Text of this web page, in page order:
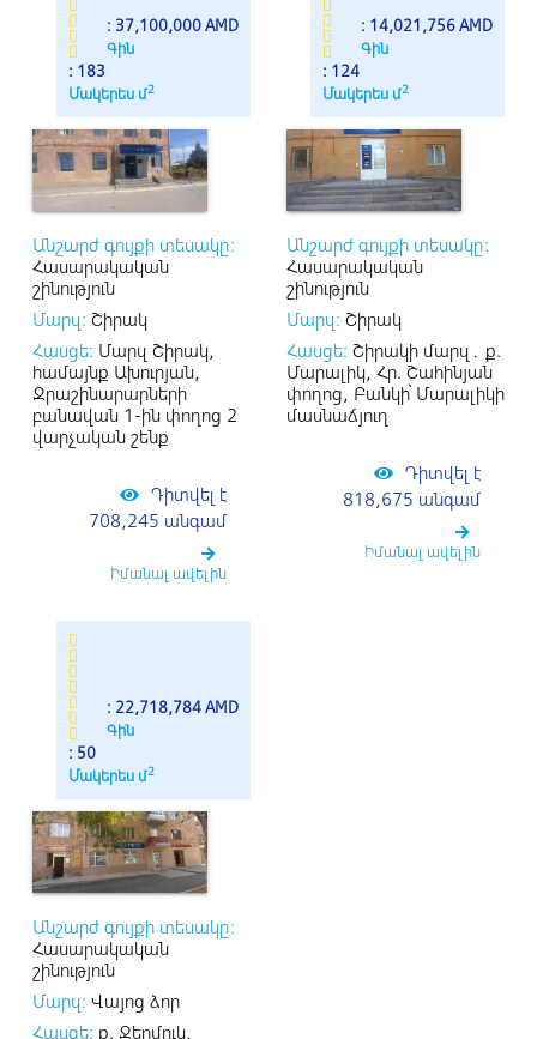
Գին
: 37,100,000 AMD
Մակերես մ2
: 183
Անշարժ գույքի տեսակը:
Հասարակական
շինություն
Մարզ: Շիրակ
Հասցե: Մարզ Շիրակ,
համայնք Ախուրյան,
Ջրաշինարարների
բանավան 1-ին փողոց 2
վարչական շենք
Դիտվել է
708,245 անգամ
Իմանալ ավելին
Գին
: 14,021,756 AMD
Մակերես մ2
: 124
Անշարժ գույքի տեսակը:
Հասարակական
շինություն
Մարզ: Շիրակ
Հասցե: Շիրակի մարզ․ ք.
Մարալիկ, Հր. Շահինյան
փողոց, Բանկի՝ Մարալիկի
մասնաճյուղ
Դիտվել է
818,675 անգամ
Իմանալ ավելին
Գին
: 22,718,784 AMD
Մակերես մ2
: 50
Անշարժ գույքի տեսակը:
Հասարակական
շինություն
Մարզ: Վայոց ձոր
Հասցե: ք. Ջերմուկ,